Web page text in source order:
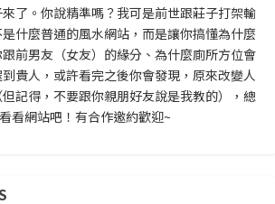
了。你說精準嗎？我可是前世跟莊子打架輸
什麼普通的風水網站，而是讓你搞懂為什麼
前男友（女友）的緣分、為什麼廁所方位會
貴人，或許看完之後你會發現，原來改變人
記得，不要跟你親朋好友說是我教的），總
看網站吧！有合作邀約歡迎~